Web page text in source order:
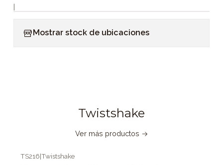
|
Mostrar stock de ubicaciones
Twistshake
Ver más productos
TS216|Twistshake